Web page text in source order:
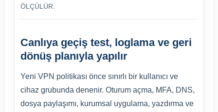
ÖLÇÜLÜR.
Canlıya geçiş test, loglama ve geri
dönüş planıyla yapılır
Yeni VPN politikası önce sınırlı bir kullanıcı ve
cihaz grubunda denenir. Oturum açma, MFA, DNS,
dosya paylaşımı, kurumsal uygulama, yazdırma ve